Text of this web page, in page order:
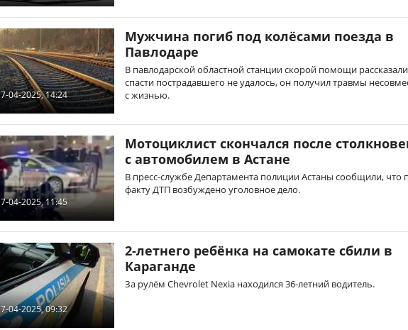
7-04-2025, 14:24
Мужчина погиб под колёсами поезда в
Павлодаре
В павлодарской областной станции скорой помощи
спасти пострадавшего не удалось, он получил травмы
с жизнью.
7-04-2025, 11:45
Мотоциклист скончался после
с автомобилем в Астане
В пресс-службе Департамента полиции Астаны сообщили, что
факту ДТП возбуждено уголовное дело.
7-04-2025, 09:32
2-летнего ребёнка на самокате сбили в
Караганде
За рулём Chevrolet Nexia находился 36-летний водитель.